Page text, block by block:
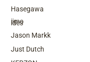
Top Brands
iimo
Jason Markk
Just Dutch
Hasegawa
ides